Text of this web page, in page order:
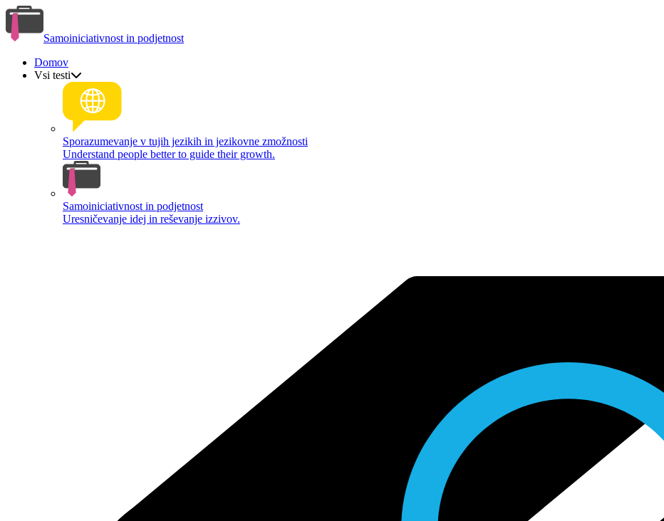
Samoiniciativnost in podjetnost
Domov
Vsi testi
Sporazumevanje v tujih jezikih in jezikovne zmožnosti
Understand people better to guide their growth.
Samoiniciativnost in podjetnost
Uresničevanje idej in reševanje izzivov.